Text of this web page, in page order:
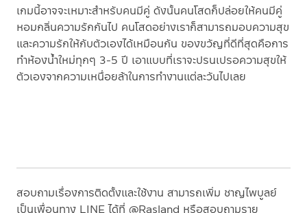
เกมนี้อาจจะเหมาะสำหรับคนมีคู่ ดังนั้นคนโสดก็ปล่อยให้คนมีคู่
หอมกลิ่นความรักกันไป คนโสดอย่างเราก็สามารถมอบความสุข
และความรักให้กับตัวเองได้เหมือนกัน ของขวัญที่ดีที่สุดคือการ
ทำห้องน้ำใหม่ทุกๆ 3-5 ปี เอาแบบที่เราจะปรนเปรอความสุขให้
ตัวเองจากความเหนื่อยล้าในการทำงานแต่ละวันไปเลย
สอบถามเรื่องการติดตั้งและใช้งาน สามารถเพิ่ม ชาญไพบูลย์
เป็นเพื่อนทาง LINEได้ที่ @Rasland หรือสอบถามราย